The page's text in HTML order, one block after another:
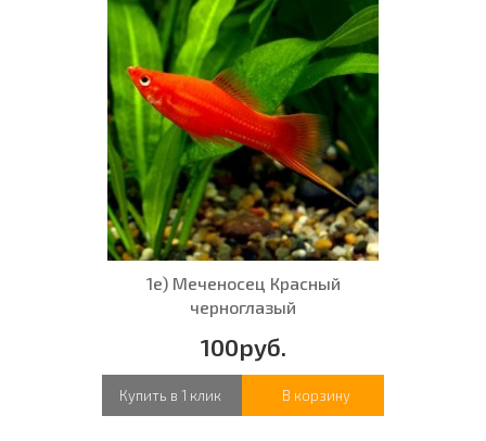
1е) Меченосец Красный
черноглазый
100руб.
Купить в 1 клик В корзину